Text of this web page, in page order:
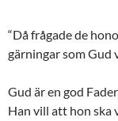
“Då frågade de
gärningar som Gud
Gud är en god
Han vill att hon ska